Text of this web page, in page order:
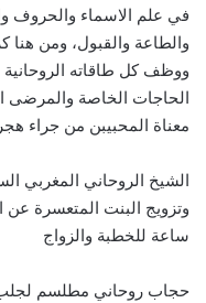
في علم الاسماء والحروف
والطاعة والقبول، ومن
ووظف كل طاقاته
الحاجات الخاصة والمرضى
معناة المحبيبن من جراء هجر
الشيخ الروحاني
ساعة للخطبة والزواج
حجاب روحاني مطلسم لجلب